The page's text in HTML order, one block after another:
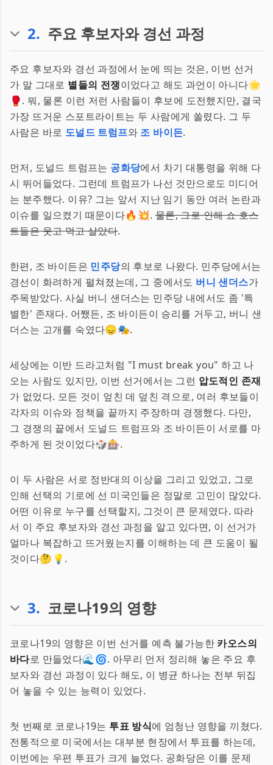
2. 주요 후보자와 경선 과정
주요 후보자와 경선 과정에서 눈에 띄는 것은, 이번 선거
가 말 그대로 별들의 전쟁이었다고 해도 과언이 아니다🌟
🥊. 뭐, 물론 이런 저런 사람들이 후보에 도전했지만, 결국
가장 뜨거운 스포트라이트는 두 사람에게 쏠렸다. 그 두
사람은 바로 도널드 트럼프와 조 바이든.
먼저, 도널드 트럼프는 공화당에서 차기 대통령을 위해 다
시 뛰어들었다. 그런데 트럼프가 나선 것만으로도 미디어
는 분주했다. 이유? 그는 앞서 지난 임기 동안 여러 논란과
이슈를 일으켰기 때문이다🔥💥.물론, 그로 인해 쇼 호스
트들은 웃고 먹고 살았다.
한편, 조 바이든은 민주당의 후보로 나왔다. 민주당에서는
경선이 화려하게 펼쳐졌는데, 그 중에서도 버니 샌더스가
주목받았다. 사실 버니 샌더스는 민주당 내에서도 좀 '특
별한' 존재다. 어쨌든, 조 바이든이 승리를 거두고, 버니 샌
더스는 고개를 숙였다😞🎭.
세상에는 이반 드라고처럼 "I must break you" 하고 나
오는 사람도 있지만, 이번 선거에서는 그런 압도적인 존재
가 없었다. 모든 것이 엎친 데 덮친 격으로, 여러 후보들이
각자의 이슈와 정책을 끝까지 주장하며 경쟁했다. 다만,
그 경쟁의 끝에서 도널드 트럼프와 조 바이든이 서로를 마
주하게 된 것이었다🎲🎰.
이 두 사람은 서로 정반대의 이상을 그리고 있었고, 그로
인해 선택의 기로에 선 미국인들은 정말로 고민이 많았다.
어떤 이유로 누구를 선택할지, 그것이 큰 문제였다. 따라
서 이 주요 후보자와 경선 과정을 알고 있다면, 이 선거가
얼마나 복잡하고 뜨거웠는지를 이해하는 데 큰 도움이 될
것이다🤔💡.
3. 코로나19의 영향
코로나19의 영향은 이번 선거를 예측 불가능한 카오스의
바다로 만들었다🌊🌀. 아무리 먼저 정리해 놓은 주요 후
보자와 경선 과정이 있다 해도, 이 병균 하나는 전부 뒤집
어 놓을 수 있는 능력이 있었다.
첫 번째로 코로나19는 투표 방식에 엄청난 영향을 끼쳤다.
전통적으로 미국에서는 대부분 현장에서 투표를 하는데,
이번에는 우편 투표가 크게 늘었다. 공화당은 이를 문제